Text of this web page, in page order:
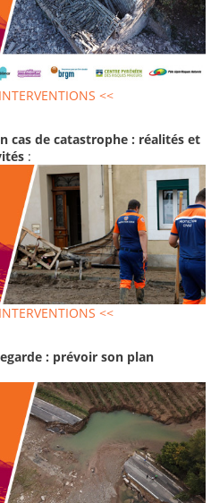
<<
cas de catastrophe : réalités et
:
<<
: prévoir son plan